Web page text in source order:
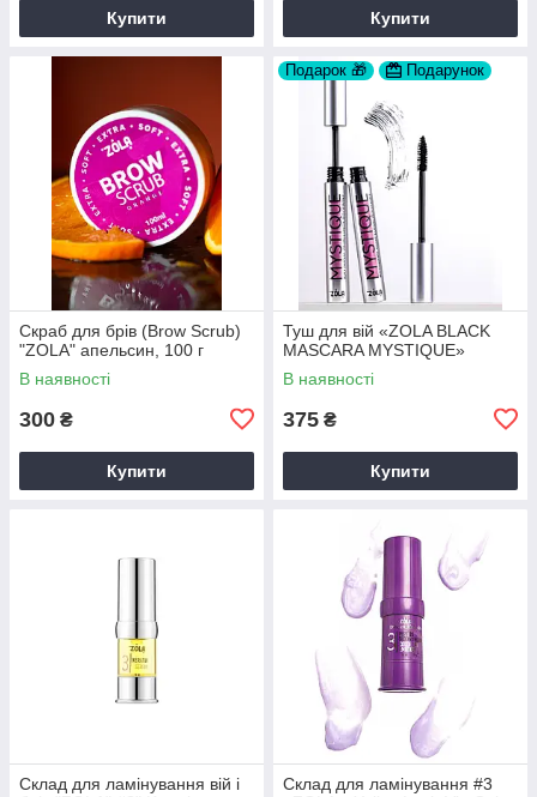
Купити Купити
Скраб для брів (Brow Scrub)
"ZOLA" апельсин, 100 г
В наявності
300 ₴
Купити
Подарок 🎁 Подарунок
Туш для вій «ZOLA BLACK
MASCARA MYSTIQUE»
В наявності
375 ₴
Купити
Склад для ламінування вій і
Склад для ламінування #3